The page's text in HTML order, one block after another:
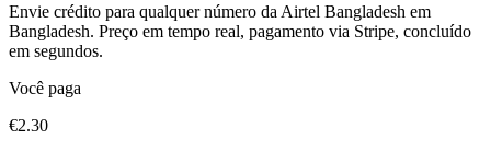
Envie crédito para qualquer número da Airtel Bangladesh em
Bangladesh. Preço em tempo real, pagamento via Stripe, concluído
em segundos.
Você paga
€2.30